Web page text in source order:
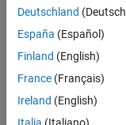
Description
When creating S-
task using the
asynchronous
Examples
Deutschland
España (Español)
Finland (English)
France (Français)
Ireland (English)